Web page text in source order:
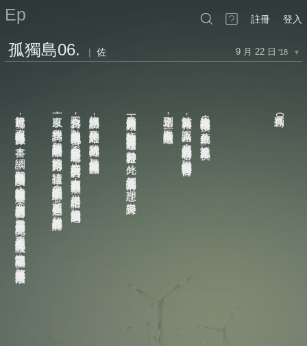
Ep 註冊 登入
孤獨島06. | 佐 9 月 22 日 '18 ▼
06.
，
暮色的火車
，
抵達台東已是黑夜
。
，
誤入工務路
。
穿越全然無光無人的模糊暗巷
，
恐懼和信念同時逼著你前行
。
，
退路和摸索一樣危險
。
，
臨時的安置使我與許多有趣之人相遇
。
勢必聊起旅行
，
，
我們竟也談及愛情
，
音樂與詩
。
，
喜歡特定的詩人；我詩總寫得不好
，
景仰特定我視為神聖的作品
。
，
激動之處總淪為散亂卮言
。
我不會寫詩但妳並不這麼認為
，
妳看著我破碎的言詞
，
實在無須為不理解而歉然
，
如果這是暗語
，
沒能傳達是我的問題
。
，
我想學寫詩
，
我想學說妳聽得進的話
。
當妳找不到歸路
，
請往這裡
，
我但願在語境中放牧妳的心
，
願歧義而不迷途
，
我想寫妳看得懂的詩
。
，
在無眠中與其中一位旅伴
，
一本書
，
，
我以慢到離奇的速度閱讀
。
這樣的離奇對我而言卻是常態
，
朋友們讀兩三週的書
，
我需要兩三個月才能讀完
。
想要更深入地完全理解其意義
，
害怕忘記那種感動
，
都使我一再重複某些段落
。